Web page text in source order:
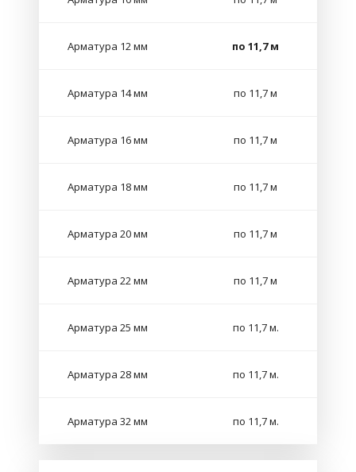
Арматура 12 мм по 11,7 м
Арматура 14 мм по 11,7 м
Арматура 16 мм по 11,7 м
Арматура 18 мм по 11,7 м
Арматура 20 мм по 11,7 м
Арматура 22 мм по 11,7 м
Арматура 25 мм по 11,7 м.
Арматура 28 мм по 11,7 м.
Арматура 32 мм по 11,7 м.